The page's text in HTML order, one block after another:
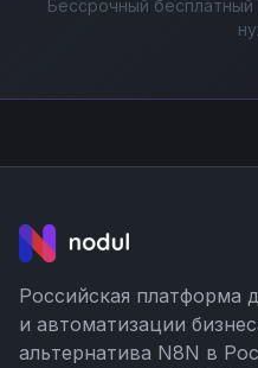
Бессрочный
Российская платформа
и автоматизации
альтернатива N8N в